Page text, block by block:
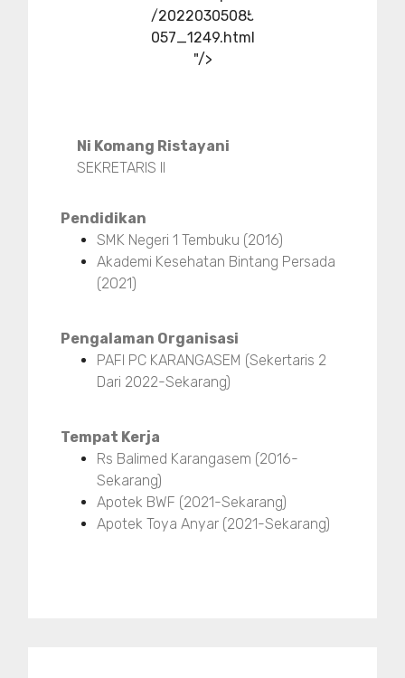
/20220305085
057_1249.html
"/>
Ni Komang Ristayani
SEKRETARIS II
Pendidikan
SMK Negeri 1 Tembuku (2016)
Akademi Kesehatan Bintang Persada
(2021)
Pengalaman Organisasi
PAFI PC KARANGASEM (Sekertaris 2
Dari 2022-Sekarang)
Tempat Kerja
Rs Balimed Karangasem (2016-
Sekarang)
Apotek BWF (2021-Sekarang)
Apotek Toya Anyar (2021-Sekarang)